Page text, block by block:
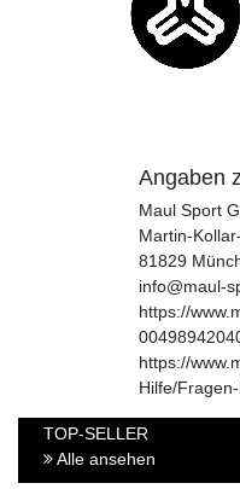
Angaben
Maul Sport
Martin-
81829
info@maul-
https://
https://
Hilfe/
TOP-SELLER
Alle ansehen